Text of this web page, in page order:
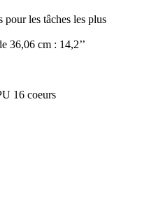
pour les tâches les plus
36,06 cm : 14,2’’
16 coeurs